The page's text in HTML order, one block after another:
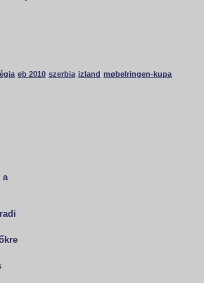
eb 2010 szerbia izland møbelringen-kupa
a